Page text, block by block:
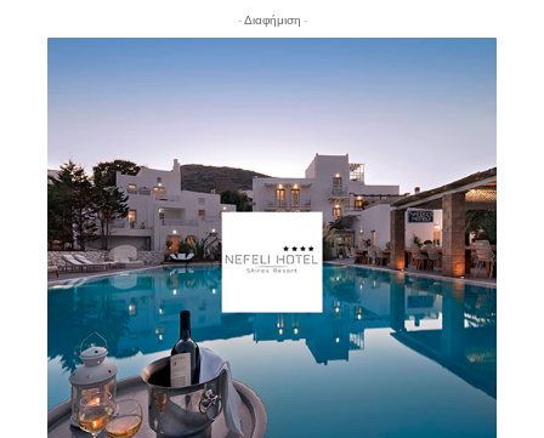
- Διαφήμιση -